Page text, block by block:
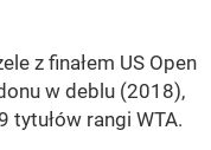
z finałem US Open
w deblu (2018),
tytułów rangi WTA.